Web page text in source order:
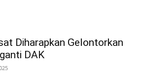
Diharapkan Gelontorkan
DAK